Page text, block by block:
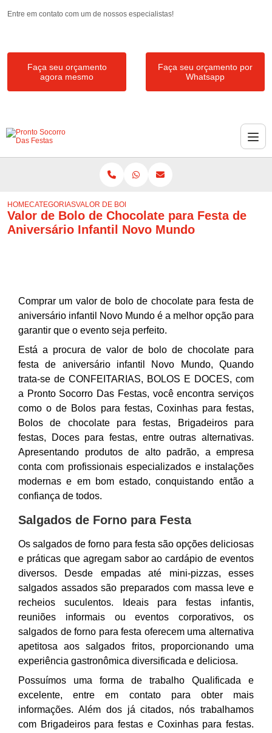
Entre em contato com um de nossos especialistas!
Faça seu orçamento
agora mesmo
Faça seu orçamento por
Whatsapp
HOMECATEGORIASVALOR DE BOLO DE CHOCOLATE PARA FESTA DE
Valor de Bolo de Chocolate para Festa de
Aniversário Infantil Novo Mundo
Comprar um valor de bolo de chocolate para festa de
aniversário infantil Novo Mundo é a melhor opção para
garantir que o evento seja perfeito.
Está a procura de valor de bolo de chocolate para
festa de aniversário infantil Novo Mundo, Quando
trata-se de CONFEITARIAS, BOLOS E DOCES, com
a Pronto Socorro Das Festas, você encontra serviços
como o de Bolos para festas, Coxinhas para festas,
Bolos de chocolate para festas, Brigadeiros para
festas, Doces para festas, entre outras alternativas.
Apresentando produtos de alto padrão, a empresa
conta com profissionais especializados e instalações
modernas e em bom estado, conquistando então a
confiança de todos.
Salgados de Forno para Festa
Os salgados de forno para festa são opções deliciosas
e práticas que agregam sabor ao cardápio de eventos
diversos. Desde empadas até mini-pizzas, esses
salgados assados são preparados com massa leve e
recheios suculentos. Ideais para festas infantis,
reuniões informais ou eventos corporativos, os
salgados de forno para festa oferecem uma alternativa
apetitosa aos salgados fritos, proporcionando uma
experiência gastronômica diversificada e deliciosa.
Possuímos uma forma de trabalho Qualificada e
excelente, entre em contato para obter mais
informações. Além dos já citados, nós trabalhamos
com Brigadeiros para festas e Coxinhas para festas.